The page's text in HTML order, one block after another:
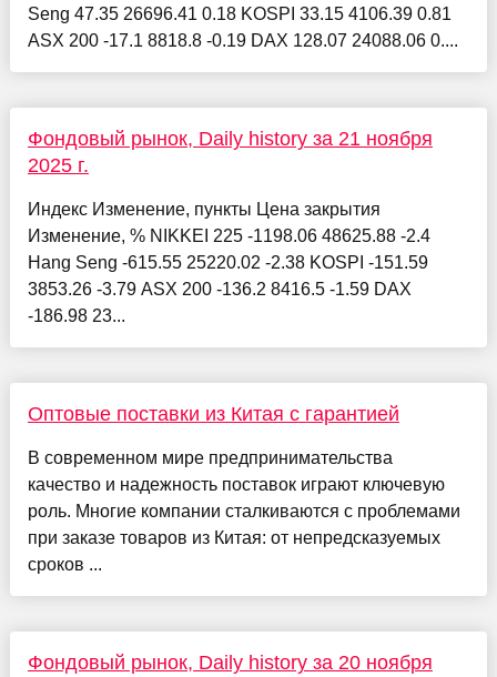
Seng 47.35 26696.41 0.18 KOSPI 33.15 4106.39 0.81
ASX 200 -17.1 8818.8 -0.19 DAX 128.07 24088.06 0....
Фондовый рынок, Daily history за 21 ноября
2025 г.
Индекс Изменение, пункты Цена закрытия
Изменение, % NIKKEI 225 -1198.06 48625.88 -2.4
Hang Seng -615.55 25220.02 -2.38 KOSPI -151.59
3853.26 -3.79 ASX 200 -136.2 8416.5 -1.59 DAX
-186.98 23...
Оптовые поставки из Китая с гарантией
В современном мире предпринимательства
качество и надежность поставок играют ключевую
роль. Многие компании сталкиваются с проблемами
при заказе товаров из Китая: от непредсказуемых
сроков ...
Фондовый рынок, Daily history за 20 ноября